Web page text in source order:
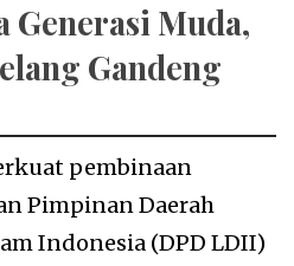
Generasi Muda,
Gandeng
pembinaan
Pimpinan Daerah
Indonesia (DPD LDII)